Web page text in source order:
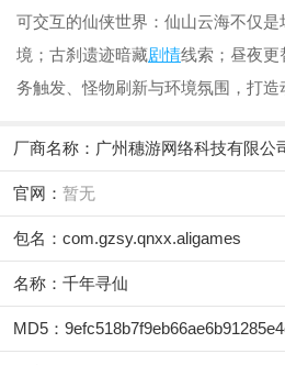
可交互的仙侠世界：仙山云海不仅
境；古刹遗迹暗藏剧情线索；昼夜更
务触发、怪物刷新与环境氛围，打造
厂商名称： 广州穗游网络科技有限公
官网： 暂无
包名：com.gzsy.qnxx.aligames
名称：千年寻仙
MD5：